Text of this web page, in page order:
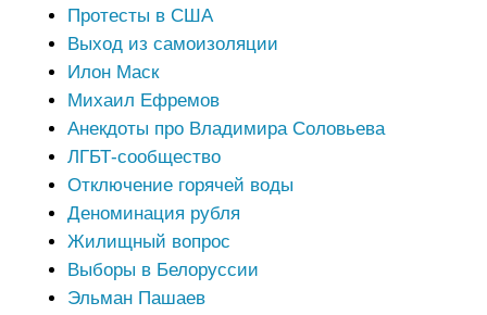
Протесты в США
Выход из самоизоляции
Илон Маск
Михаил Ефремов
Анекдоты про Владимира Соловьева
ЛГБТ-сообщество
Отключение горячей воды
Деноминация рубля
Жилищный вопрос
Выборы в Белоруссии
Эльман Пашаев